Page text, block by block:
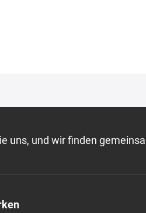
uns, und wir finden